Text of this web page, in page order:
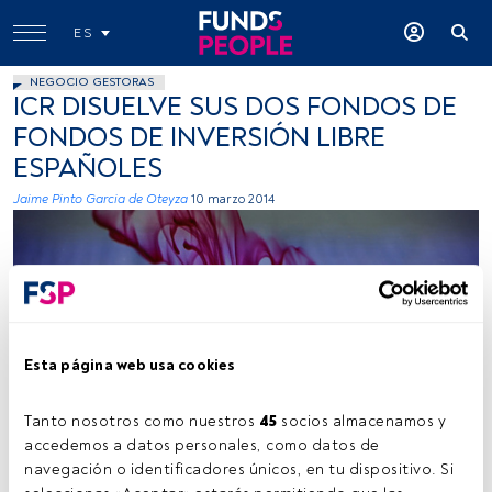
Esta página web usa cookies
Tanto nosotros como nuestros 45 socios almacenamos y
accedemos a datos personales, como datos de
navegación o identificadores únicos, en tu dispositivo. Si
ES
NEGOCIO GESTORAS
ICR DISUELVE SUS DOS FONDOS DE
FONDOS DE INVERSIÓN LIBRE
ESPAÑOLES
Jaime Pinto Garcia de Oteyza 10 marzo 2014
Tiempo lectura: 2 min.